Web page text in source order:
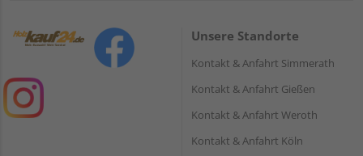
Unsere Standorte
Kontakt & Anfahrt Simmerath
Kontakt & Anfahrt Gießen
Kontakt & Anfahrt Weroth
Kontakt & Anfahrt Köln